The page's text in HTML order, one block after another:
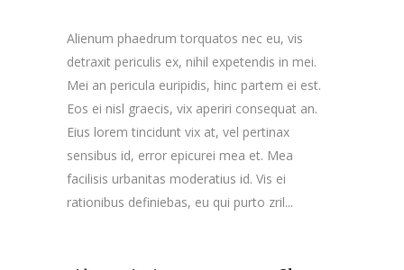
Alienum phaedrum torquatos nec eu, vis
detraxit periculis ex, nihil expetendis in mei.
Mei an pericula euripidis, hinc partem ei est.
Eos ei nisl graecis, vix aperiri consequat an.
Eius lorem tincidunt vix at, vel pertinax
sensibus id, error epicurei mea et. Mea
facilisis urbanitas moderatius id. Vis ei
rationibus definiebas, eu qui purto zril...